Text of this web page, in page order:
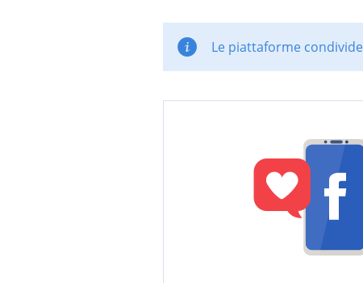
Le piattaforme